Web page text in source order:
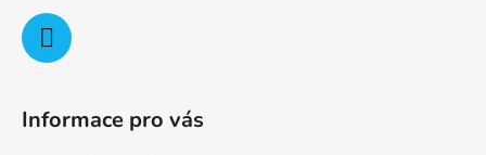
Informace pro vás